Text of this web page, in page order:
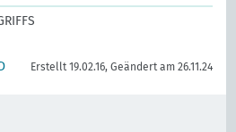
Erstellt 19.02.16, Geändert am 26.11.24